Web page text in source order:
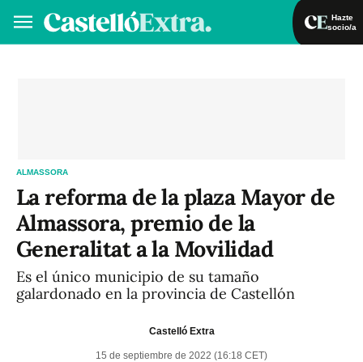
Hazte
socio/a
ALMASSORA
La reforma de la plaza Mayor de
Almassora, premio de la
Generalitat a la Movilidad
Es el único municipio de su tamaño
galardonado en la provincia de Castellón
Castelló Extra
15 de septiembre de 2022 (16:18 CET)